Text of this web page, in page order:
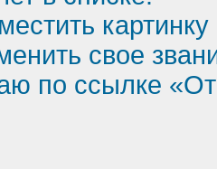
свое
по ссылке